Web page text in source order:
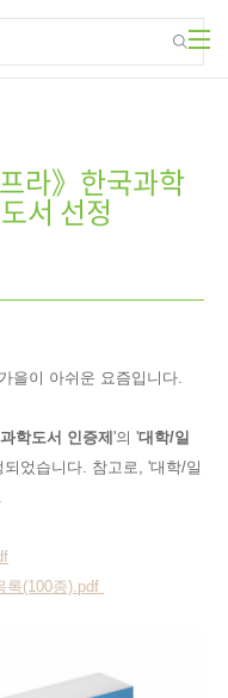
라》한국과학
서 선정
을이 아쉬운 요즘입니다.
학도서 인증제 '의 '대학/일
었습니다. 참고로, '대학/일
록(100종).pdf